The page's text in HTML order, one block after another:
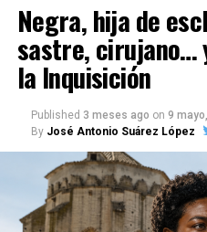
Negra, hija de
sastre, cirujano…
la Inquisición
Published 3 meses ago on 9
By José Antonio Suárez López